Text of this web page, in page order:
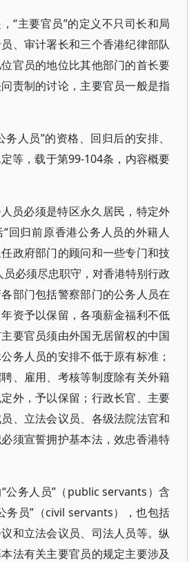
“主要官员”的定义不只司长和局
、审计署长和三个香港纪律部队
官员的地位比其他部门的首长要
责制的讨论，主要官员一般是指
务人员”的资格、回归后的安排、
等，载于第99-104条，内容概要
员必须是特区永久居民，特定外
回归前原香港公务人员的外籍人
政府部门的顾问和一些专门和技
员必须尽忠职守，对香港特别行政
部门包括警察部门的公务人员在
资予以保留，各项薪金福利不低
要官员须由外国无居留权的中国
务人员的安排不低于原有标准；
、雇用、考核等制度除有关外籍
外，予以保留；行政长官、主要
、立法会议员、各级法院法官和
须宣誓拥护基本法，效忠香港特
公务人员”（public servants）含
务员”（civil servants），也包括
和立法会议员、司法人员等。纵
法有关主要官员的规定主要涉及